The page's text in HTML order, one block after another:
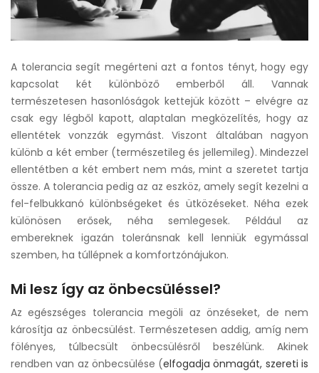
A tolerancia segít megérteni azt a fontos tényt, hogy egy
kapcsolat két különböző emberből áll. Vannak
természetesen hasonlóságok kettejük között – elvégre az
csak egy légből kapott, alaptalan megközelítés, hogy az
ellentétek vonzzák egymást. Viszont általában nagyon
különb a két ember (természetileg és jellemileg). Mindezzel
ellentétben a két embert nem más, mint a szeretet tartja
össze. A tolerancia pedig az az eszköz, amely segít kezelni a
fel-felbukkanó különbségeket és ütközéseket. Néha ezek
különösen erősek, néha semlegesek. Például az
embereknek igazán toleránsnak kell lenniük egymással
szemben, ha túllépnek a komfortzónájukon.
Mi lesz így az önbecsüléssel?
Az egészséges tolerancia megöli az önzéseket, de nem
károsítja az önbecsülést. Természetesen addig, amíg nem
fölényes, túlbecsült önbecsülésről beszélünk. Akinek
rendben van az önbecsülése (elfogadja önmagát, szereti is